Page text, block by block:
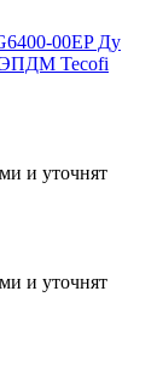
00EP Ду
ЭПДМ Tecofi
и уточнят
и уточнят